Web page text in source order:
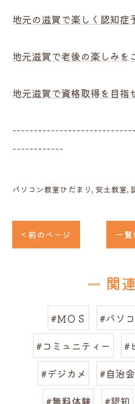
地元の滋賀で楽しく認知症
地元滋賀で老後の楽しみを
地元滋賀で資格取得を目指
------------
パソコン教室ひだまり 安土教室
< 前のページ 一覧
関
#ＭＯＳ #パソ
#コミュニティー
#
#デジカメ
#自治会
#無料体験
#認知